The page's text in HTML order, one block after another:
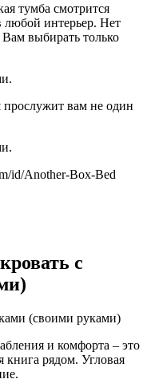
тумба смотрится
любой интерьер. Нет
выбирать только
прослужит вам не один
id/Another-Box-Bed
с
(своими руками)
и комфорта – это
книга рядом. Угловая